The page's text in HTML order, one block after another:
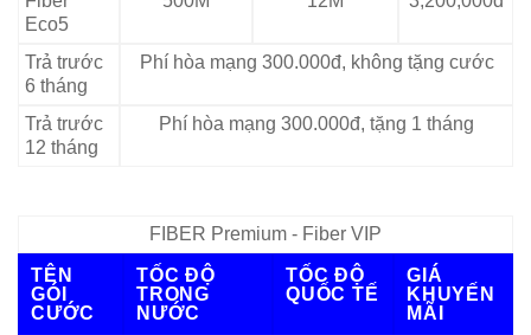
Eco5
Trả trước
6 tháng
Phí hòa mạng 300.000đ, không tặng cước
Trả trước
12 tháng
Phí hòa mạng 300.000đ, tặng 1 tháng
FIBER Premium - Fiber VIP
TÊN
GÓI
CƯỚC
TỐC ĐỘ
TRONG
NƯỚC
TỐC ĐỘ
QUỐC TẾ
GIÁ
KHUYẾN
MÃI